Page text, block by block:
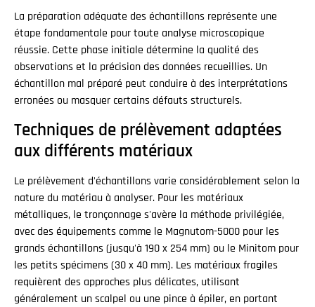
La préparation adéquate des échantillons représente une
étape fondamentale pour toute analyse microscopique
réussie. Cette phase initiale détermine la qualité des
observations et la précision des données recueillies. Un
échantillon mal préparé peut conduire à des interprétations
erronées ou masquer certains défauts structurels.
Techniques de prélèvement adaptées
aux différents matériaux
Le prélèvement d'échantillons varie considérablement selon la
nature du matériau à analyser. Pour les matériaux
métalliques, le tronçonnage s'avère la méthode privilégiée,
avec des équipements comme le Magnutom-5000 pour les
grands échantillons (jusqu'à 190 x 254 mm) ou le Minitom pour
les petits spécimens (30 x 40 mm). Les matériaux fragiles
requièrent des approches plus délicates, utilisant
généralement un scalpel ou une pince à épiler, en portant